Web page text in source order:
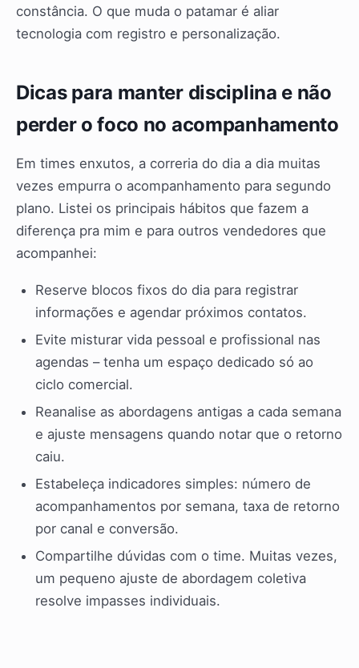
constância. O que muda o patamar é aliar
tecnologia com registro e personalização.
Dicas para manter disciplina e não
perder o foco no acompanhamento
Em times enxutos, a correria do dia a dia muitas
vezes empurra o acompanhamento para segundo
plano. Listei os principais hábitos que fazem a
diferença pra mim e para outros vendedores que
acompanhei:
Reserve blocos fixos do dia para registrar
informações e agendar próximos contatos.
Evite misturar vida pessoal e profissional nas
agendas – tenha um espaço dedicado só ao
ciclo comercial.
Reanalise as abordagens antigas a cada semana
e ajuste mensagens quando notar que o retorno
caiu.
Estabeleça indicadores simples: número de
acompanhamentos por semana, taxa de retorno
por canal e conversão.
Compartilhe dúvidas com o time. Muitas vezes,
um pequeno ajuste de abordagem coletiva
resolve impasses individuais.